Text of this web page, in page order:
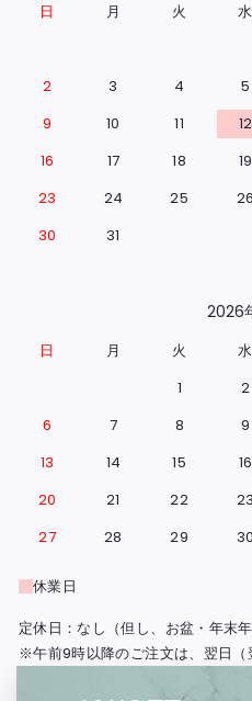
日 月 火 水
2
3 4 5
9
10 11 12
16
17 18 19
23
24 25 26
30
31
2026
日 月 火 水
1
2
6
7 8 9
13
14 15 16
20
21 22 23
27
28 29 30
休業日
定休日：なし（但し、お盆・年末年
※午前9時以降のご注文は、翌日